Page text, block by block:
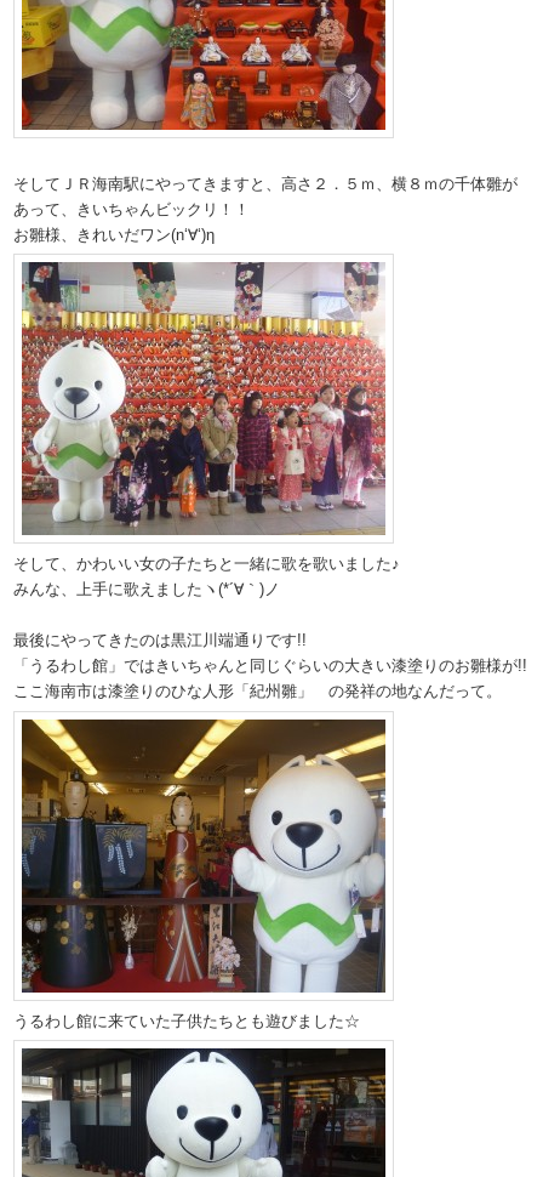
そしてＪＲ海南駅にやってきますと、高さ２．５ｍ、横８ｍの千体雛が
あって、きいちゃんビックリ！！
お雛様、きれいだワン(n‘∀‘)η
そして、かわいい女の子たちと一緒に歌を歌いました♪
みんな、上手に歌えましたヽ(*´∀｀)ノ
最後にやってきたのは黒江川端通りです!!
「うるわし館」ではきいちゃんと同じぐらいの大きい漆塗りのお雛様が!!
ここ海南市は漆塗りのひな人形「紀州雛」 の発祥の地なんだって。
うるわし館に来ていた子供たちとも遊びました☆